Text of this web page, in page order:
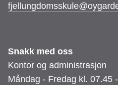
Snakk med oss
Kontor og administrasjon
Måndag - Fredag kl. 07.45